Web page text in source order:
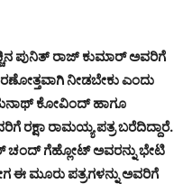
ಪುನಿತ್ ರಾಜ್ ಕುಮಾರ್ ಅವರಿಗೆ
ನೀಡಬೇಕು ಎಂದು
ಕೋವಿಂದ್ ಹಾಗೂ
ರಕ್ಷಾ ರಾಮಯ್ಯ ಪತ್ರ ಬರೆದಿದ್ದಾರೆ.
ಚಂದ್ ಗೆಹ್ಲೋಟ್ ಅವರನ್ನು ಭೇಟಿ
ಈ ಮೂರು ಪತ್ರಗಳನ್ನು ಅವರಿಗೆ